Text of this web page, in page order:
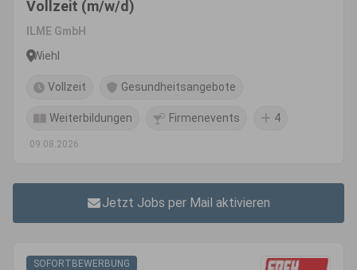
Vollzeit (m/w/d)
ILME GmbH
Wiehl
Vollzeit Gesundheitsangebote
Weiterbildungen Firmenevents 4
09.08.2026
Jetzt Jobs per Mail aktivieren
SOFORTBEWERBUNG